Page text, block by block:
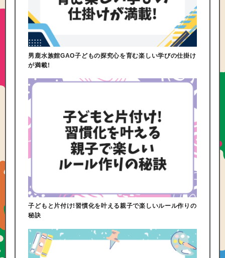
男鹿水族館GAO子どもの探究心を育む楽しい学びの仕掛け
が満載!
子どもと片付け!習慣化を叶える親子で楽しいルール作りの
秘訣